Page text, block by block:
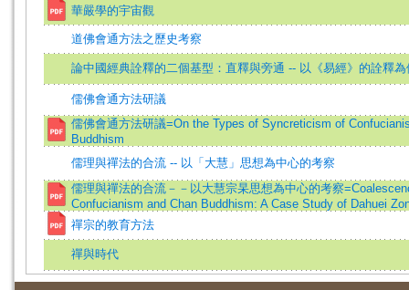
華嚴學的宇宙觀
道佛會通方法之歷史考察
論中國經典詮釋的二個基型：直釋與旁通 -- 以《易經》的詮釋為
儒佛會通方法研議
儒佛會通方法研議=On the Types of Syncreticism of
Buddhism
儒理與禪法的合流 -- 以「大慧」思想為中心的考察
儒理與禪法的合流－－以大慧宗杲思想為中心的考察
Confucianism and Chan Buddhism: A Case Study of Dahuei
禪宗的教育方法
禪與時代